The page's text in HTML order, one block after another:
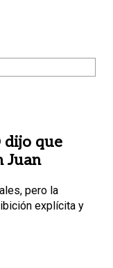
dijo que
Juan
pero la
explícita y